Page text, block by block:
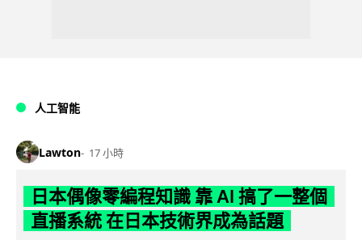
人工智能
Lawton 17 小時
日本偶像零編程知識 靠 AI 搞了一整個
直播系統 在日本技術界成為話題